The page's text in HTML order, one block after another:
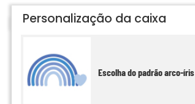
Personalização da caixa
Escolha do padrão arco-íris